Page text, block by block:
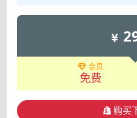
会员
免费
购买